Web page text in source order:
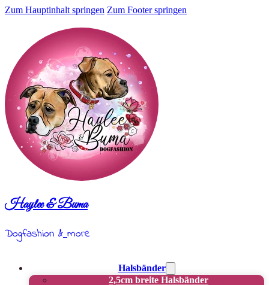
Zum Hauptinhalt springen Zum Footer springen
Haylee & Buma
Dogfashion & more
Halsbänder
2,5cm breite Halsbänder